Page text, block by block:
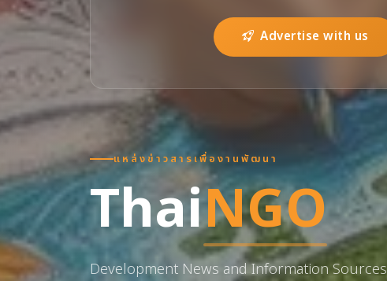
Advertise with us
แหล่งข่าวสารเพื่องานพัฒนา
ThaiNGO
Development News and Information Sources